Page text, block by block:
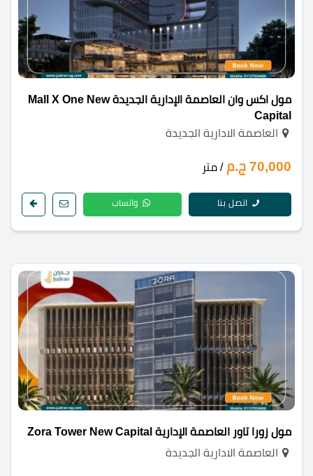
مول اكس وان العاصمة الإدارية الجديدة Mall X One New
Capital
العاصمة الادارية الجديدة
70,000 ج.م / متر
اتصل بنا واتساب
مول زورا تاور العاصمة الإدارية Zora Tower New Capital
العاصمة الادارية الجديدة